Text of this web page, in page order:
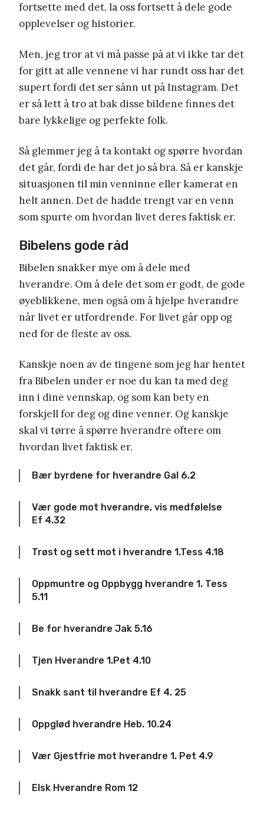
fortsette med det, la oss fortsett å dele gode
opplevelser og historier.
Men, jeg tror at vi må passe på at vi ikke tar det
for gitt at alle vennene vi har rundt oss har det
supert fordi det ser sånn ut på Instagram. Det
er så lett å tro at bak disse bildene finnes det
bare lykkelige og perfekte folk.
Så glemmer jeg å ta kontakt og spørre hvordan
det går, fordi de har det jo så bra. Så er kanskje
situasjonen til min venninne eller kamerat en
helt annen. Det de hadde trengt var en venn
som spurte om hvordan livet deres faktisk er.
Bibelens gode råd
Bibelen snakker mye om å dele med
hverandre. Om å dele det som er godt, de gode
øyeblikkene, men også om å hjelpe hverandre
når livet er utfordrende. For livet går opp og
ned for de fleste av oss.
Kanskje noen av de tingene som jeg har hentet
fra Bibelen under er noe du kan ta med deg
inn i dine vennskap, og som kan bety en
forskjell for deg og dine venner. Og kanskje
skal vi tørre å spørre hverandre oftere om
hvordan livet faktisk er.
Bær byrdene for hverandre Gal 6.2
Vær gode mot hverandre, vis medfølelse
Ef 4.32
Trøst og sett mot i hverandre 1.Tess 4.18
Oppmuntre og Oppbygg hverandre 1. Tess
5.11
Be for hverandre Jak 5.16
Tjen Hverandre 1.Pet 4.10
Snakk sant til hverandre Ef 4. 25
Oppglød hverandre Heb. 10.24
Vær Gjestfrie mot hverandre 1. Pet 4.9
Elsk Hverandre Rom 12